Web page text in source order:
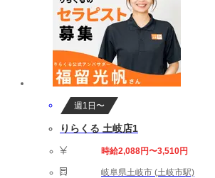
週1日〜
りらくる 土岐店1
時給2,088円〜3,510円
岐阜県土岐市 (土岐市駅)